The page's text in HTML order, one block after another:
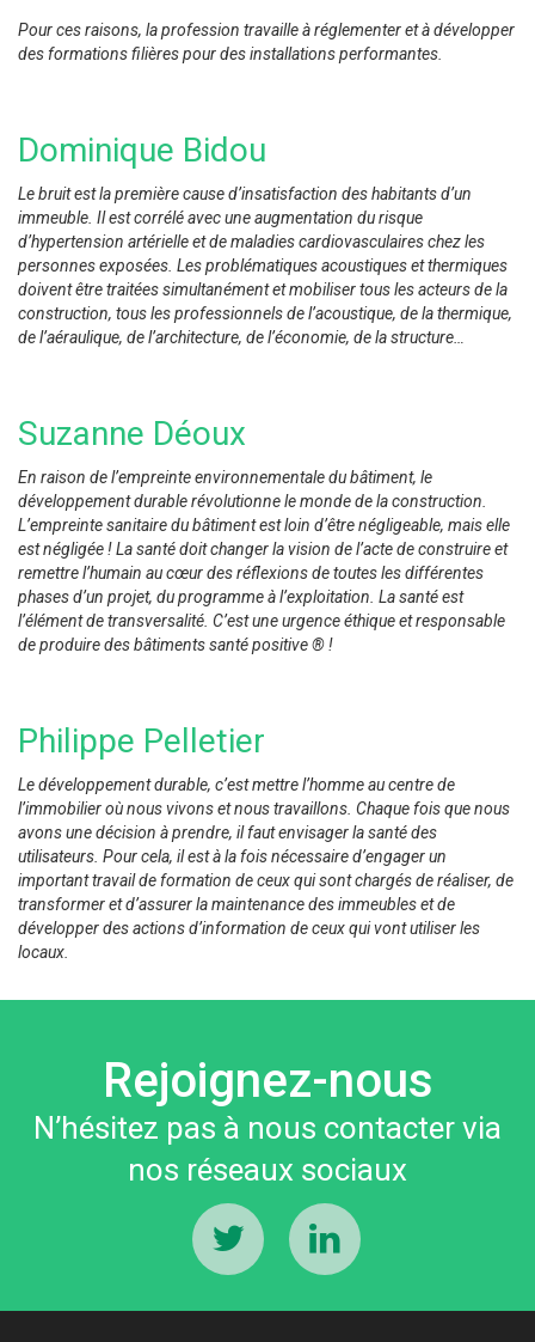
Pour ces raisons, la profession travaille à réglementer et à développer
des formations filières pour des installations performantes.
Dominique Bidou
Le bruit est la première cause d’insatisfaction des habitants d’un
immeuble. Il est corrélé avec une augmentation du risque
d’hypertension artérielle et de maladies cardiovasculaires chez les
personnes exposées. Les problématiques acoustiques et thermiques
doivent être traitées simultanément et mobiliser tous les acteurs de la
construction, tous les professionnels de l’acoustique, de la thermique,
de l’aéraulique, de l’architecture, de l’économie, de la structure…
Suzanne Déoux
En raison de l’empreinte environnementale du bâtiment, le
développement durable révolutionne le monde de la construction.
L’empreinte sanitaire du bâtiment est loin d’être négligeable, mais elle
est négligée ! La santé doit changer la vision de l’acte de construire et
remettre l’humain au cœur des réflexions de toutes les différentes
phases d’un projet, du programme à l’exploitation. La santé est
l’élément de transversalité. C’est une urgence éthique et responsable
de produire des bâtiments santé positive ® !
Philippe Pelletier
Le développement durable, c’est mettre l’homme au centre de
l’immobilier où nous vivons et nous travaillons. Chaque fois que nous
avons une décision à prendre, il faut envisager la santé des
utilisateurs. Pour cela, il est à la fois nécessaire d’engager un
important travail de formation de ceux qui sont chargés de réaliser, de
transformer et d’assurer la maintenance des immeubles et de
développer des actions d’information de ceux qui vont utiliser les
locaux.
Rejoignez-nous
N’hésitez pas à nous contacter via
nos réseaux sociaux